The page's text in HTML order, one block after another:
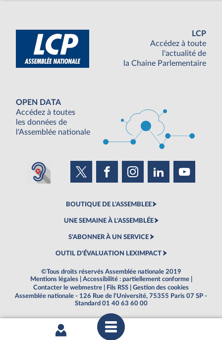
LCP
Accédez à toute
l'actualité de
la Chaine Parlementaire
OPEN DATA
Accédez à toutes
les données de
l'Assemblée nationale
BOUTIQUE DE L'ASSEMBLEE
UNE SEMAINE À L'ASSEMBLÉE
S'ABONNER À UN SERVICE
OUTIL D'ÉVALUATION LEXIMPACT
©Tous droits réservés Assemblée nationale 2019
Mentions légales
Accessibilité : partiellement conforme
Contacter le webmestre
Fils RSS
Gestion des cookies
Assemblée nationale - 126 Rue de l'Université, 75355 Paris 07 SP -
Standard 01 40 63 60 00